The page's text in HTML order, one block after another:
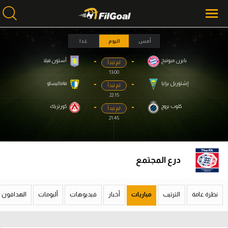
محتوى إخباري
الرئيسية
ميركاتو
فانتازي في الجول
أمس اليوم غدا
- بايرن ميونيخ - أستون فيلا
لم تبدأ
13:00
- إشتوريل برايا - فاماليساو
لم تبدأ
22:15
- كلوب بروج - كورتريك
لم تبدأ
21:45
محتوى إخباري
الرئيسية
ميركاتو
فانتازي في الجول
درع المجتمع
نظرة عامة الترتيب مباريات أخبار فيديوهات ألبومات الهدافون